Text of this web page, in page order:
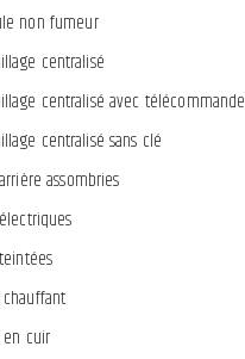
non fumeur
centralisé
centralisé avec télécommande
centralisé sans clé
assombries
cuir